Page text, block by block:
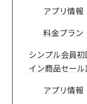
アプリ情報
料金プラン
シンプル会員
イン商品セー
アプリ情報